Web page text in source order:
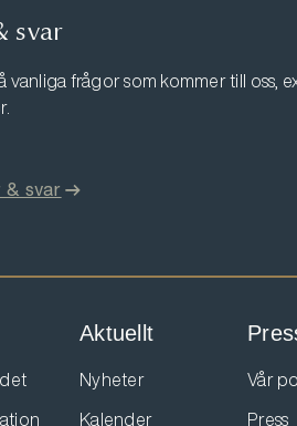
svar
vanliga frågor som kommer till oss,
svar
Aktuellt
Nyheter
Kalender
Vår
Press